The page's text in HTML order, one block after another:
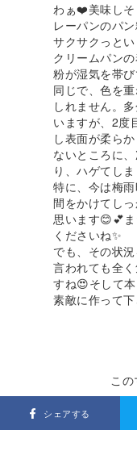
わぁ❤️美味しそ
レーパンのパ
サクサクっと
クリームパン
粉が湿気を帯
同じで、色を
しれません。
いますが、2度
し表面が柔ら
ないところに
り、ハゲてし
特に、今は梅
間をかけてし
思います😊💕
くださいね✨
でも、その状
言われても全
すね😍そして
素敵に作って
こ
シェアする